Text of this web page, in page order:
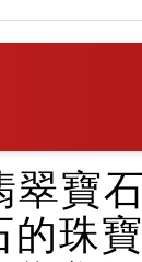
翠寶
的珠